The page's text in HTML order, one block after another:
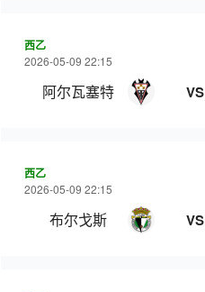
西乙
2026-05-09 22:15
阿尔瓦塞特 VS
西乙
2026-05-09 22:15
布尔戈斯 VS